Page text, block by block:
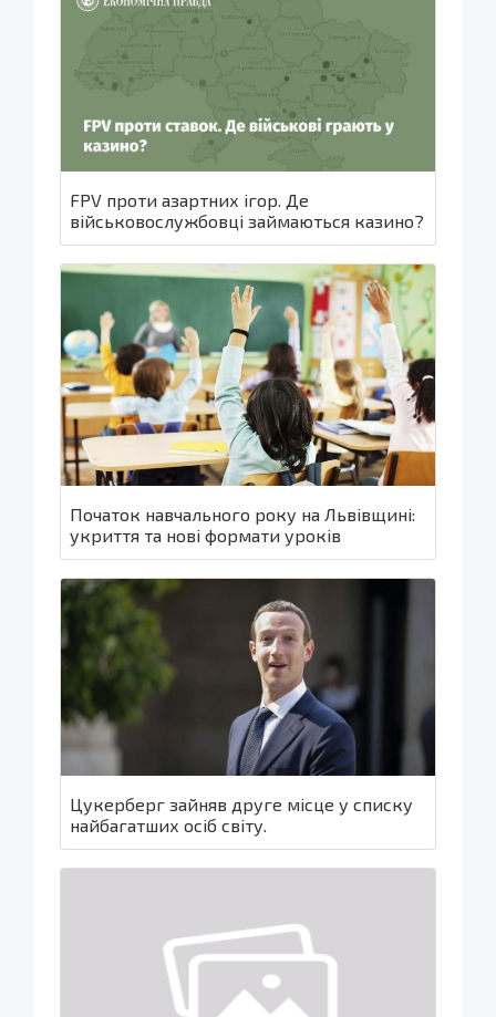
FPV проти азартних ігор. Де
військовослужбовці займаються казино?
Початок навчального року на Львівщині:
укриття та нові формати уроків
Цукерберг зайняв друге місце у списку
найбагатших осіб світу.